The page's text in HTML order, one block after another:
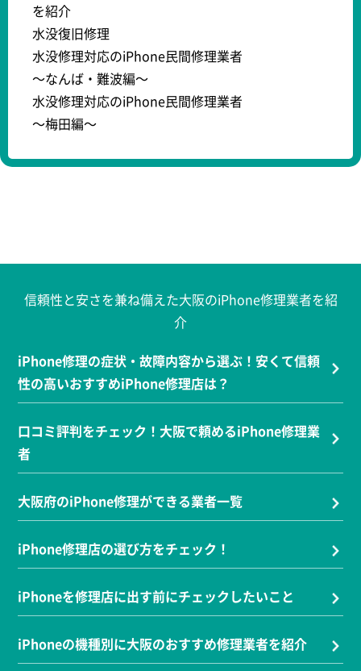
を紹介
水没復旧修理
水没修理対応のiPhone民間修理業者
～なんば・難波編～
水没修理対応のiPhone民間修理業者
～梅田編～
信頼性と安さを兼ね備えた大阪のiPhone修理業者を紹
介
iPhone修理の症状・故障内容から選ぶ！安くて信頼
性の高いおすすめiPhone修理店は？
口コミ評判をチェック！大阪で頼めるiPhone修理業
者
大阪府のiPhone修理ができる業者一覧
iPhone修理店の選び方をチェック！
iPhoneを修理店に出す前にチェックしたいこと
iPhoneの機種別に大阪のおすすめ修理業者を紹介